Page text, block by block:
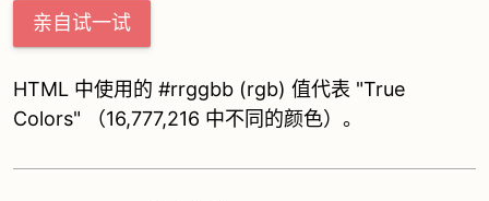
亲自试一试
HTML 中使用的 #rrggbb (rgb) 值代表 "True
Colors" （16,777,216 中不同的颜色）。